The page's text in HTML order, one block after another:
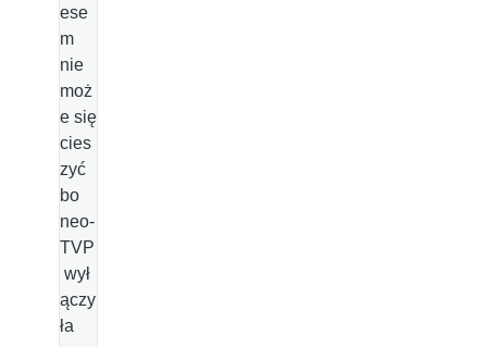
ese
m
nie
moż
e się
cies
zyć
bo
neo-
TVP
wył
ączy
ła